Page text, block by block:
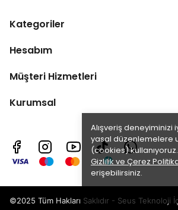
Alışveriş deneyiminizi
yasal düzenlemelere
(cookies)
Gizlilik ve Çerez
erişebilirsiniz.
Kategoriler
Hesabım
Müşteri Hizmetleri
Kurumsal
©2025 Tüm Hakları Saklıdır - Seus Teknoloji